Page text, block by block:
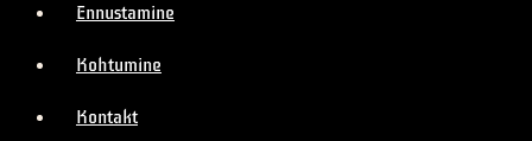
Ennustamine
Kohtumine
Kontakt